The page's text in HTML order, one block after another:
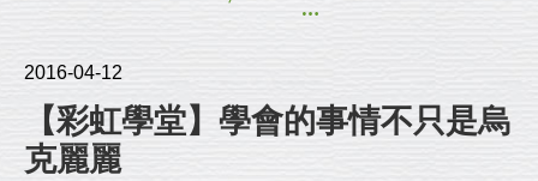
2016-04-12
【彩虹學堂】學會的事情不只是烏
克麗麗